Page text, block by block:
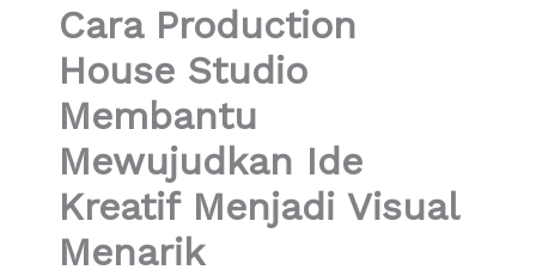
Cara Production
House Studio
Membantu
Mewujudkan Ide
Kreatif Menjadi Visual
Menarik